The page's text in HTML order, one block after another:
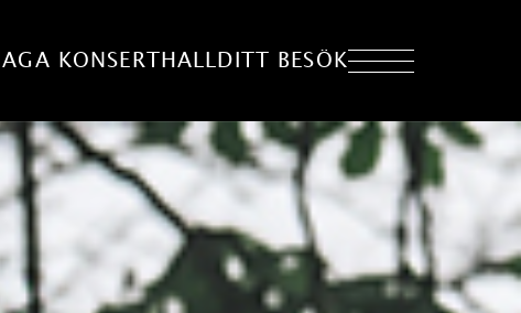
KONSERTHALL DITT BESÖK